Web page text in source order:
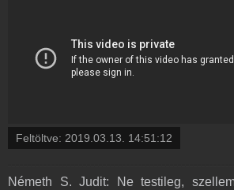
Feltöltve: 2019.03.13. 14:51:12
Németh S. Judit: Ne testileg,